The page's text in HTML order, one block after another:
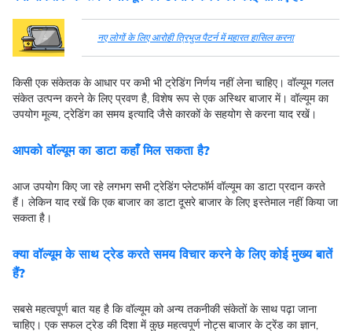
नए लोगों के लिए आरोही त्रिभुज पैटर्न में महारत हासिल करना
किसी एक संकेतक के आधार पर कभी भी ट्रेडिंग निर्णय नहीं लेना चाहिए। वॉल्यूम गलत
संकेत उत्पन्न करने के लिए प्रवण है, विशेष रूप से एक अस्थिर बाजार में। वॉल्यूम का
उपयोग मूल्य, ट्रेडिंग का समय इत्यादि जैसे कारकों के सहयोग से करना याद रखें।
आपको वॉल्यूम का डाटा कहाँ मिल सकता है?
आज उपयोग किए जा रहे लगभग सभी ट्रेडिंग प्लेटफॉर्म वॉल्यूम का डाटा प्रदान करते
हैं। लेकिन याद रखें कि एक बाजार का डाटा दूसरे बाजार के लिए इस्तेमाल नहीं किया जा
सकता है।
क्या वॉल्यूम के साथ ट्रेड करते समय विचार करने के लिए कोई मुख्य बातें
हैं?
सबसे महत्वपूर्ण बात यह है कि वॉल्यूम को अन्य तकनीकी संकेतों के साथ पढ़ा जाना
चाहिए। एक सफल ट्रेड की दिशा में कुछ महत्वपूर्ण नोट्स बाजार के ट्रेंड का ज्ञान,